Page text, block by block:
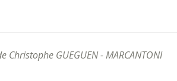
Christophe GUEGUEN - MARCANTONI